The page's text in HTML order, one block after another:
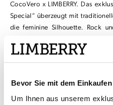
Bevor Sie mit dem
Um Ihnen aus unserem
CocoVero x LIMBERRY. Das
Special“ überzeugt mit
die feminine Silhouette. Rock
wird von einem beigefarbenen
Szene gesetzt. Farblich
Dirndlschürze mit blumiger